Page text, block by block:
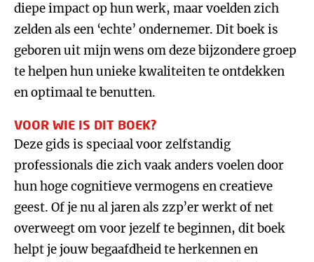
diepe impact op hun werk, maar voelden zich
zelden als een ‘echte’ ondernemer. Dit boek is
geboren uit mijn wens om deze bijzondere groep
te helpen hun unieke kwaliteiten te ontdekken
en optimaal te benutten.
VOOR WIE IS DIT BOEK?
Deze gids is speciaal voor zelfstandig
professionals die zich vaak anders voelen door
hun hoge cognitieve vermogens en creatieve
geest. Of je nu al jaren als zzp’er werkt of net
overweegt om voor jezelf te beginnen, dit boek
helpt je jouw begaafdheid te herkennen en